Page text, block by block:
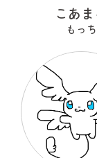
こあま
もっち